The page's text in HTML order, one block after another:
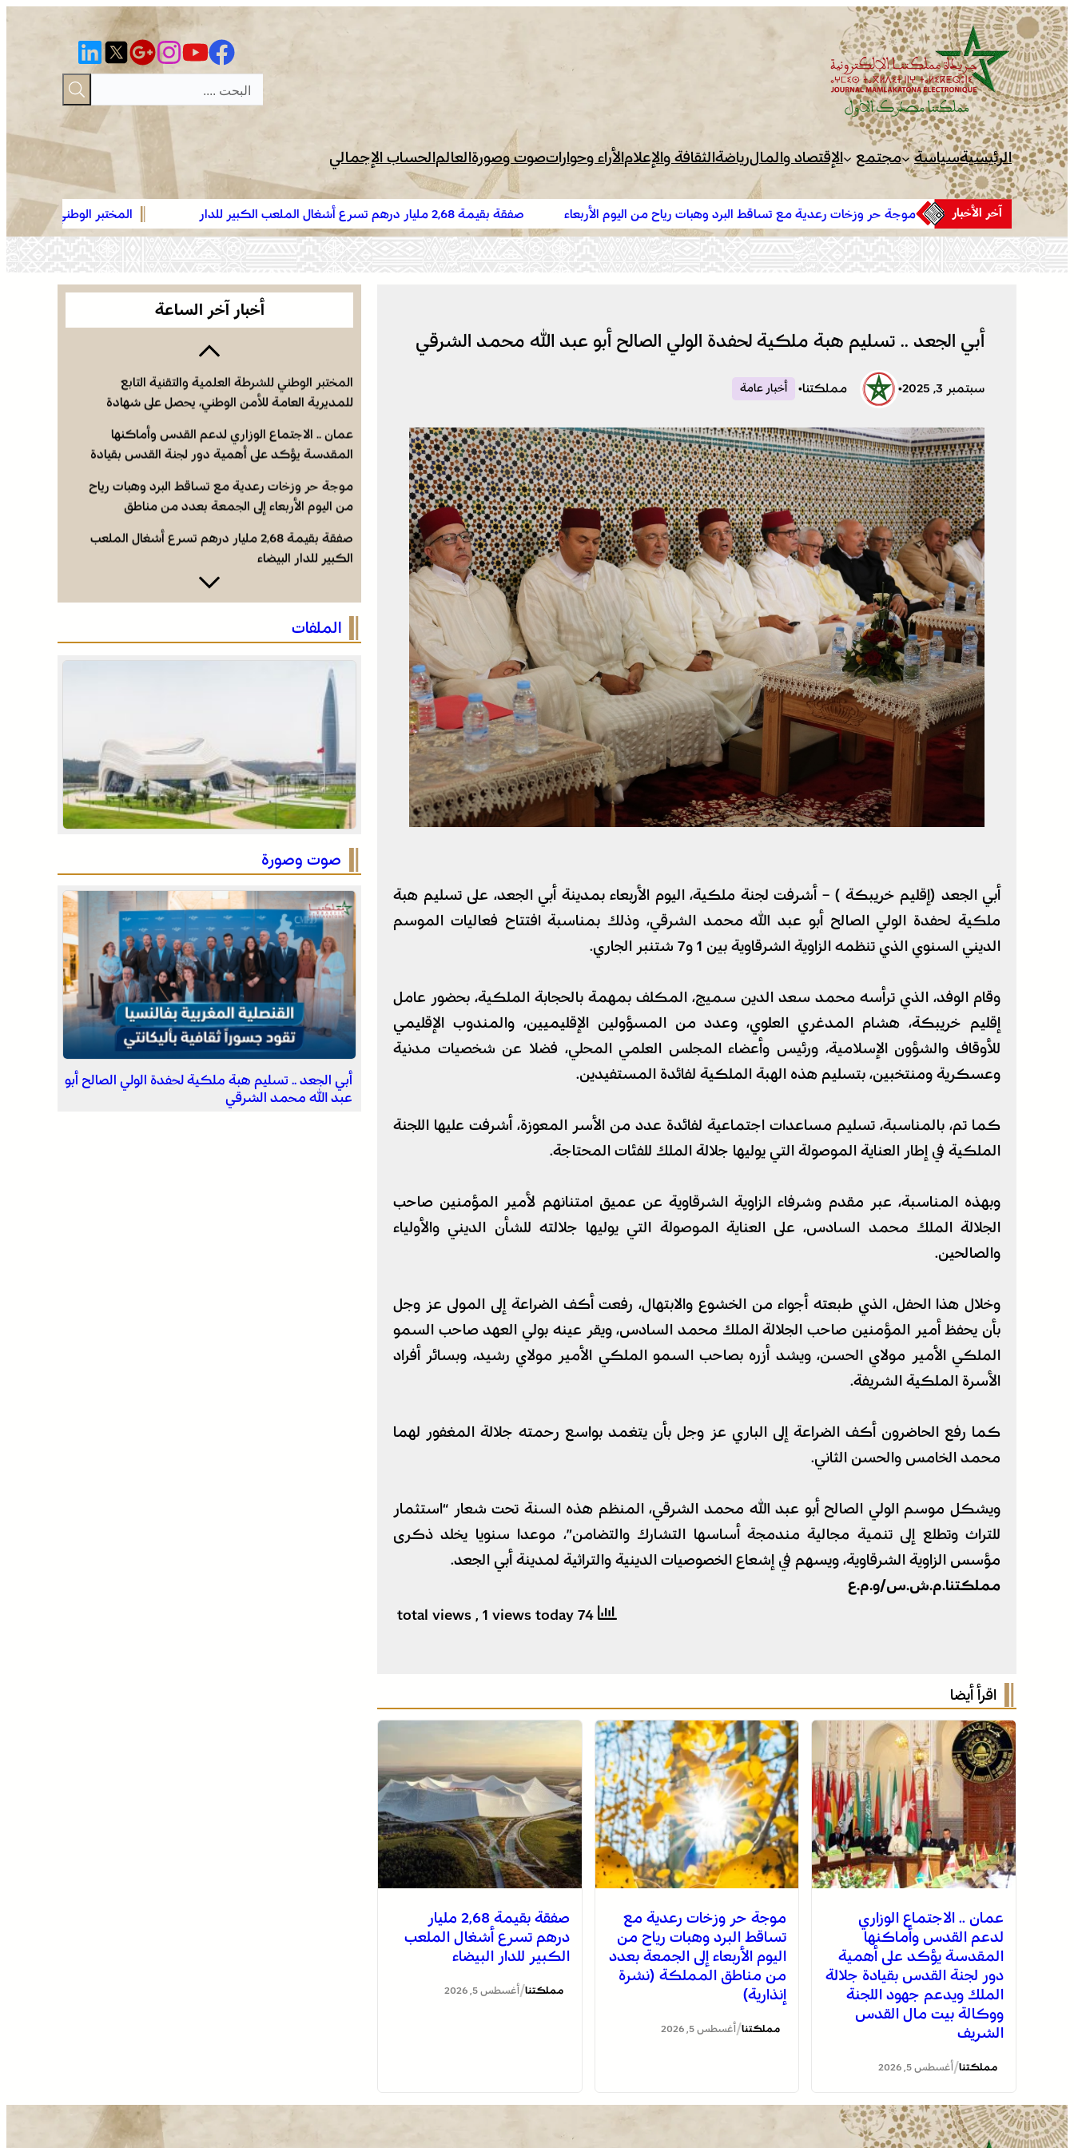
تخطى
إلى
المحتوى
الرئيسيةسياسة مجتمع الإقتصاد والمالرياضةالثقافة والإعلامالأراء وحواراتصوت وصورةالعالمالحساب الإجمالي
آخر الأخبار
موجة حر وزخات رعدية مع تساقط البرد وهبات رياح من اليوم الأربعاء
إلى الجمعة بعدد من مناطق المملكة (نشرة إنذارية)
صفقة بقيمة 2,68 مليار درهم تسرع أشغال الملعب الكبير للدار
البيضاء
المختبر الوطني للشرطة العلمية والتقنية التابع
الوطني، يحصل على شهادة الاعتماد والمطابقة
أبي الجعد .. تسليم هبة ملكية لحفدة الولي الصالح أبو عبد الله محمد الشرقي
سبتمبر 3, 2025 • مملكتنا• أخبار عامة
أبي الجعد (إقليم خريبكة ) – أشرفت لجنة ملكية، اليوم الأربعاء بمدينة أبي الجعد، على تسليم هبة
ملكية لحفدة الولي الصالح أبو عبد الله محمد الشرقي، وذلك بمناسبة افتتاح فعاليات الموسم
الديني السنوي الذي تنظمه الزاوية الشرقاوية بين 1 و7 شتنبر الجاري.
وقام الوفد، الذي ترأسه محمد سعد الدين سميج، المكلف بمهمة بالحجابة الملكية، بحضور عامل
إقليم خريبكة، هشام المدغري العلوي، وعدد من المسؤولين الإقليميين، والمندوب الإقليمي
للأوقاف والشؤون الإسلامية، ورئيس وأعضاء المجلس العلمي المحلي، فضلا عن شخصيات مدنية
وعسكرية ومنتخبين، بتسليم هذه الهبة الملكية لفائدة المستفيدين.
كما تم، بالمناسبة، تسليم مساعدات اجتماعية لفائدة عدد من الأسر المعوزة، أشرفت عليها اللجنة
الملكية في إطار العناية الموصولة التي يوليها جلالة الملك للفئات المحتاجة.
وبهذه المناسبة، عبر مقدم وشرفاء الزاوية الشرقاوية عن عميق امتنانهم لأمير المؤمنين صاحب
الجلالة الملك محمد السادس، على العناية الموصولة التي يوليها جلالته للشأن الديني والأولياء
والصالحين.
وخلال هذا الحفل، الذي طبعته أجواء من الخشوع والابتهال، رفعت أكف الضراعة إلى المولى عز وجل
بأن يحفظ أمير المؤمنين صاحب الجلالة الملك محمد السادس، ويقر عينه بولي العهد صاحب السمو
الملكي الأمير مولاي الحسن، ويشد أزره بصاحب السمو الملكي الأمير مولاي رشيد، وبسائر أفراد
الأسرة الملكية الشريفة.
كما رفع الحاضرون أكف الضراعة إلى الباري عز وجل بأن يتغمد بواسع رحمته جلالة المغفور لهما
محمد الخامس والحسن الثاني.
ويشكل موسم الولي الصالح أبو عبد الله محمد الشرقي، المنظم هذه السنة تحت شعار “استثمار
للتراث وتطلع إلى تنمية مجالية مندمجة أساسها التشارك والتضامن”، موعدا سنويا يخلد ذكرى
مؤسس الزاوية الشرقاوية، ويسهم في إشعاع الخصوصيات الدينية والتراثية لمدينة أبي الجعد.
مملكتنا.م.ش.س/و.م.ع
, 1 views today
اقرأ أيضا
عمان .. الاجتماع الوزاري
لدعم القدس وأماكنها
المقدسة يؤكد على أهمية
دور لجنة القدس بقيادة جلالة
الملك ويدعم جهود اللجنة
ووكالة بيت مال القدس
الشريف
مملكتنا/أغسطس 5, 2026
موجة حر وزخات رعدية مع
تساقط البرد وهبات رياح من
اليوم الأربعاء إلى الجمعة بعدد
من مناطق المملكة (نشرة
إنذارية)
مملكتنا/أغسطس 5, 2026
صفقة بقيمة 2,68 مليار
درهم تسرع أشغال الملعب
الكبير للدار البيضاء
مملكتنا/أغسطس 5, 2026
أخبار آخر الساعة
عمان .. الاجتماع الوزاري لدعم القدس وأماكنها
المقدسة يؤكد على أهمية دور لجنة القدس بقيادة
جلالة الملك ويدعم جهود اللجنة ووكالة بيت مال
القدس الشريف
من اليوم الأربعاء إلى الجمعة بعدد من مناطق
المملكة (نشرة إنذارية)
صفقة بقيمة 2,68 مليار درهم تسرع أشغال الملعب
المختبر الوطني للشرطة العلمية والتقنية التابع
للمديرية العامة للأمن الوطني، يحصل على شهادة
17025”
عمان .. الاجتماع الوزاري لدعم القدس وأماكنها
المقدسة يؤكد على أهمية دور لجنة القدس بقيادة
القدس الشريف
موجة حر وزخات رعدية مع تساقط البرد وهبات رياح
من اليوم الأربعاء إلى الجمعة بعدد من مناطق
صفقة بقيمة 2,68 مليار درهم تسرع أشغال الملعب
الكبير للدار البيضاء
المختبر الوطني للشرطة العلمية والتقنية التابع
عمان .. الاجتماع الوزاري لدعم القدس وأماكنها
جلالة الملك ويدعم جهود اللجنة ووكالة بيت مال
القدس الشريف
موجة حر وزخات رعدية مع تساقط البرد وهبات رياح
من اليوم الأربعاء إلى الجمعة بعدد من مناطق
صفقة بقيمة 2,68 مليار درهم تسرع أشغال الملعب
الكبير للدار البيضاء
المختبر الوطني للشرطة العلمية والتقنية التابع
للمديرية العامة للأمن الوطني، يحصل على شهادة
17025”
الملفات
صوت وصورة
أبي الجعد .. تسليم هبة ملكية لحفدة الولي الصالح أبو
عبد الله محمد الشرقي